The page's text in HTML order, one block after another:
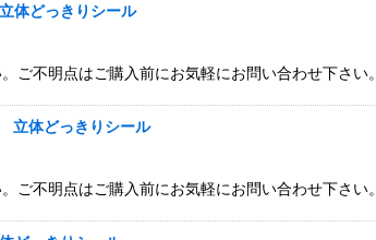
どっきりシール
ご不明点はご購入前にお気軽にお問い合わせ下さい。
体どっきりシール
ご不明点はご購入前にお気軽にお問い合わせ下さい。